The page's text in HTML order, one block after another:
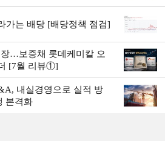
가는 배당 [배당정책 점검]
…보증채 롯데케미칼 오
[7월 리뷰①]
내실경영으로 실적 방
본격화